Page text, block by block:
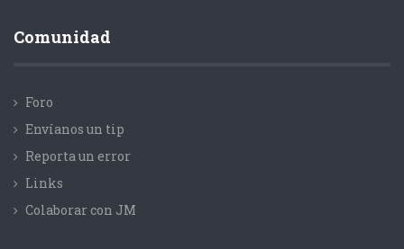
Comunidad
Foro
Envíanos un tip
Reporta un error
Links
Colaborar con JM